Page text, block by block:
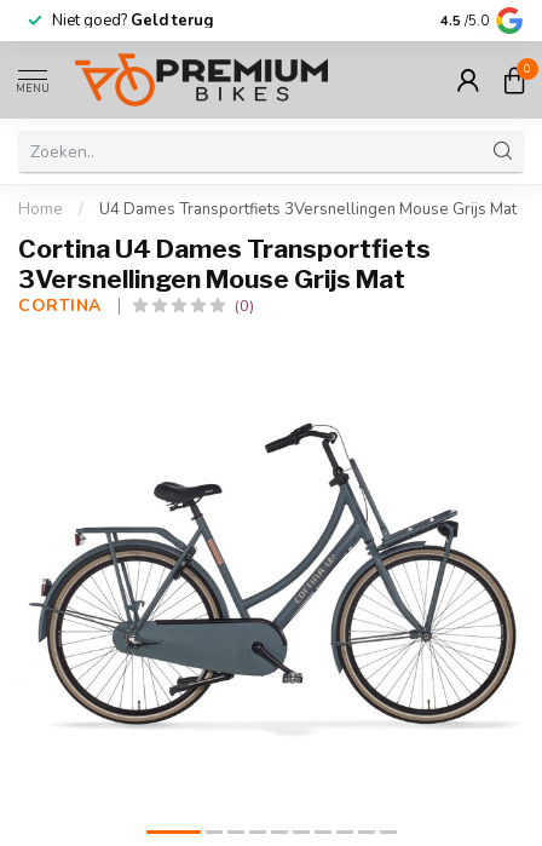
Niet goed? Geld terug Meer dan
4.5 /5.0
MENU
0
Home / U4 Dames Transportfiets 3Versnellingen Mouse Grijs Mat
Cortina U4 Dames Transportfiets
3Versnellingen Mouse Grijs Mat
CORTINA (0)